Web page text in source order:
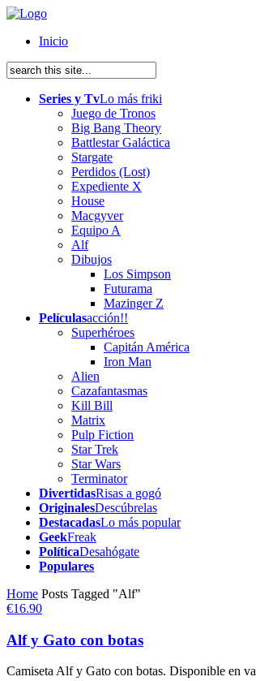
Inicio
Series y TvLo más friki
Juego de Tronos
Big Bang Theory
Battlestar Galáctica
Stargate
Perdidos (Lost)
Expediente X
House
Macgyver
Equipo A
Alf
Dibujos
Los Simpson
Futurama
Mazinger Z
Películasacción!!
Superhéroes
Capitán América
Iron Man
Alien
Cazafantasmas
Kill Bill
Matrix
Pulp Fiction
Star Trek
Star Wars
Terminator
DivertidasRisas a gogó
OriginalesDescúbrelas
DestacadasLo más popular
GeekFreak
PolíticaDesahógate
Populares
Home Posts Tagged "Alf"
€16.90
Alf y Gato con botas
Camiseta Alf y Gato con botas. Disponible en